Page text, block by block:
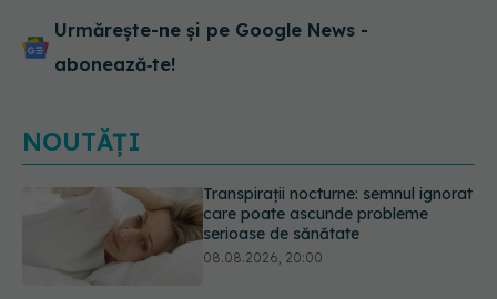
Urmărește-ne și pe Google News -
abonează‑te!
NOUTĂȚI
Ce poți mânca și ce trebuie să eviți
dacă ai gastrită: exemplu de meniu
care reduce inflamația stomacului